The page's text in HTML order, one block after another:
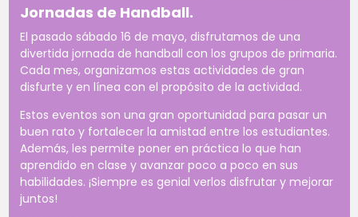
Jornadas de Handball.
El pasado sábado 16 de mayo, disfrutamos de una
divertida jornada de handball con los grupos de primaria.
Cada mes, organizamos estas actividades de gran
disfurte y en línea con el propósito de la actividad.
Estos eventos son una gran oportunidad para pasar un
buen rato y fortalecer la amistad entre los estudiantes.
Además, les permite poner en práctica lo que han
aprendido en clase y avanzar poco a poco en sus
habilidades. ¡Siempre es genial verlos disfrutar y mejorar
juntos!